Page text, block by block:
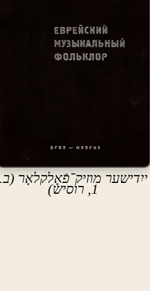
ייִדישער מוזיק־פֿאָלקלאָר (ב.
1, רוסיש)